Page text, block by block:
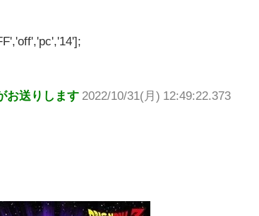
お送りします 2022/10/31(月) 12:49:22.373